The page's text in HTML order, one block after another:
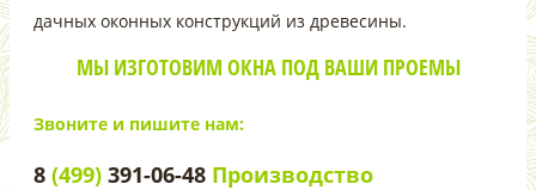
дачных оконных конструкций из древесины.
МЫ ИЗГОТОВИМ ОКНА ПОД ВАШИ ПРОЕМЫ
Звоните и пишите нам:
8 (499) 391-06-48 Производство